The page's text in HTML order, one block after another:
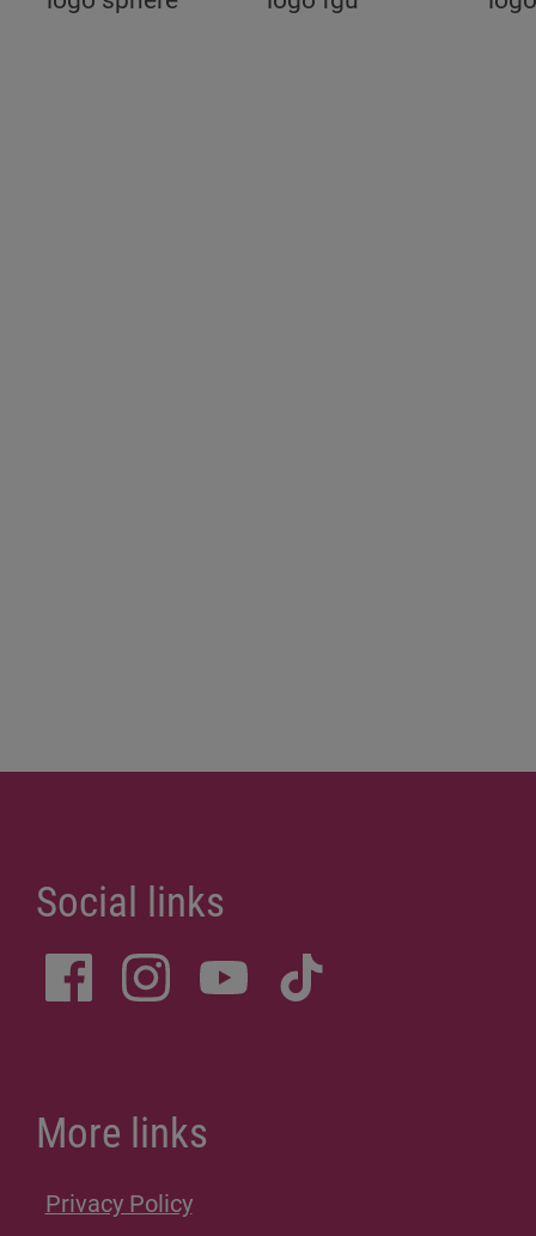
More links
Privacy Policy
Donations
Accessibility Statement